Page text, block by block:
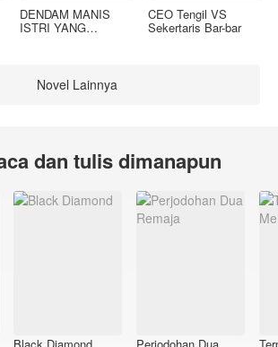
DENDAM MANIS
ISTRI YANG
CEO Tengil VS
Sekertaris Bar-bar
Novel Lainnya
dan tulis dimanapun
Black Diamond
Perjodohan Dua